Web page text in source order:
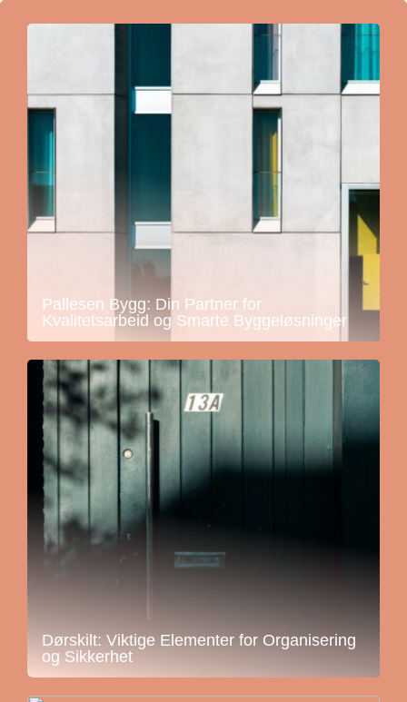
Pallesen Bygg: Din Partner for
Kvalitetsarbeid og Smarte Byggeløsninger
Dørskilt: Viktige Elementer for Organisering
og Sikkerhet